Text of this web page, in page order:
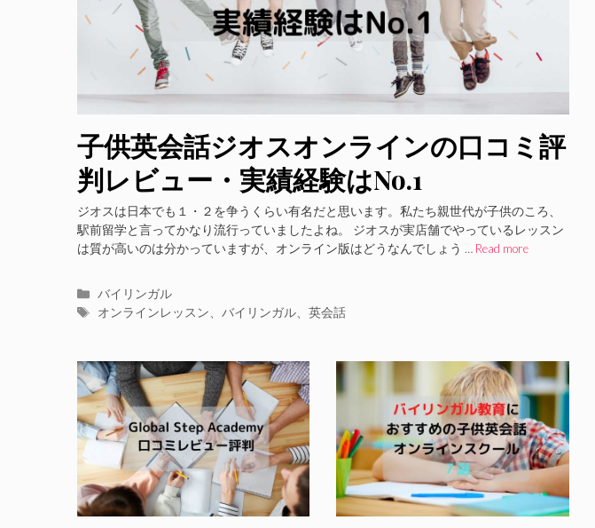
子供英会話ジオスオンラインの口コミ評
判レビュー・実績経験はNo.1
ジオスは日本でも１・２を争うくらい有名だと思います。私たち親世代が子供のころ、
駅前留学と言ってかなり流行っていましたよね。 ジオスが実店舗でやっているレッスン
は質が高いのは分かっていますが、オンライン版はどうなんでしょう … Read more
カ
テ
ー
バイリンガル
タ
オンラインレッスン 、バイリンガル 、英会話